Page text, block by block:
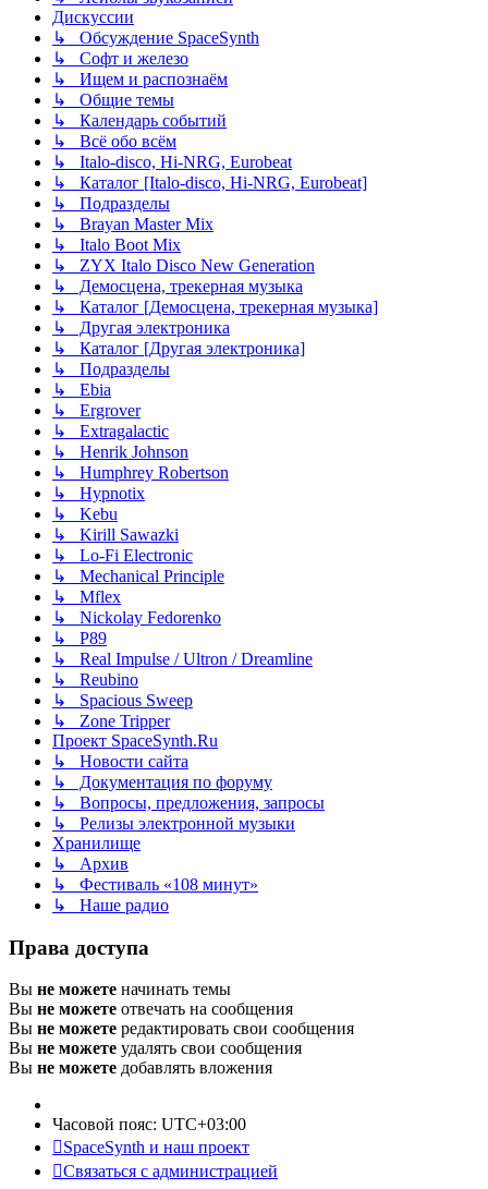
Дискуссии
↳ Обсуждение SpaceSynth
↳ Софт и железо
↳ Ищем и распознаём
↳ Общие темы
↳ Календарь событий
↳ Всё обо всём
↳ Italo-disco, Hi-NRG, Eurobeat
↳ Каталог [Italo-disco, Hi-NRG, Eurobeat]
↳ Подразделы
↳ Brayan Master Mix
↳ Italo Boot Mix
↳ ZYX Italo Disco New Generation
↳ Демосцена, трекерная музыка
↳ Каталог [Демосцена, трекерная музыка]
↳ Другая электроника
↳ Каталог [Другая электроника]
↳ Подразделы
↳ Ebia
↳ Ergrover
↳ Extragalactic
↳ Henrik Johnson
↳ Humphrey Robertson
↳ Hypnotix
↳ Kebu
↳ Kirill Sawazki
↳ Lo-Fi Electronic
↳ Mechanical Principle
↳ Mflex
↳ Nickolay Fedorenko
↳ P89
↳ Real Impulse / Ultron / Dreamline
↳ Reubino
↳ Spacious Sweep
↳ Zone Tripper
Проект SpaceSynth.Ru
↳ Новости сайта
↳ Документация по форуму
↳ Вопросы, предложения, запросы
↳ Релизы электронной музыки
Хранилище
↳ Архив
↳ Фестиваль «108 минут»
↳ Наше радио
Права доступа
Вы не можете начинать темы
Вы не можете отвечать на сообщения
Вы не можете редактировать свои сообщения
Вы не можете удалять свои сообщения
Вы не можете добавлять вложения
Часовой пояс: UTC+03:00
SpaceSynth и наш проект
Связаться с администрацией